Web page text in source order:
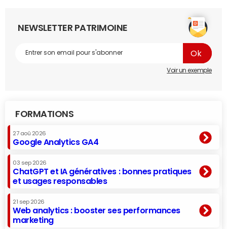
NEWSLETTER PATRIMOINE
Voir un exemple
FORMATIONS
27 aoû 2026
Google Analytics GA4
03 sep 2026
ChatGPT et IA génératives : bonnes pratiques
et usages responsables
21 sep 2026
Web analytics : booster ses performances
marketing